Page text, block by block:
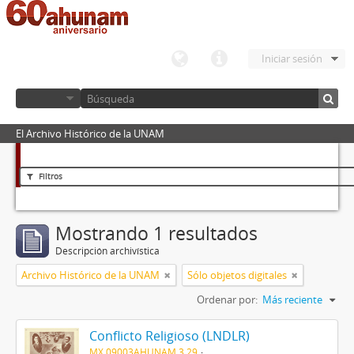
Iniciar sesión
El Archivo Histórico de la UNAM
Filtros
Mostrando 1 resultados
Descripción archivística
Archivo Histórico de la UNAM
Sólo objetos digitales
Ordenar por: Más reciente
Conflicto Religioso (LNDLR)